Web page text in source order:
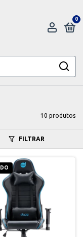
0
10 produtos
FILTRAR